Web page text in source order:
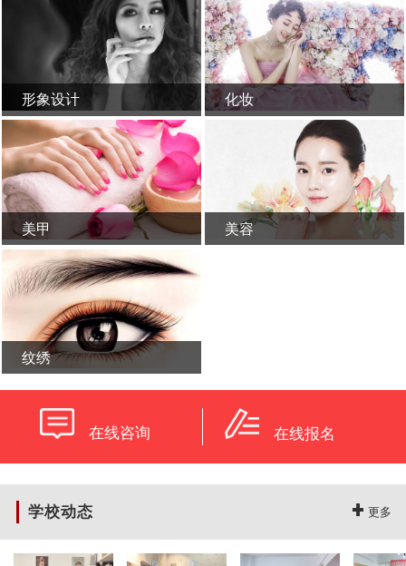
形象设计 化妆
美甲 美容
纹绣
学校概况
新闻活动
在线咨询 在线报名
学校动态 更多